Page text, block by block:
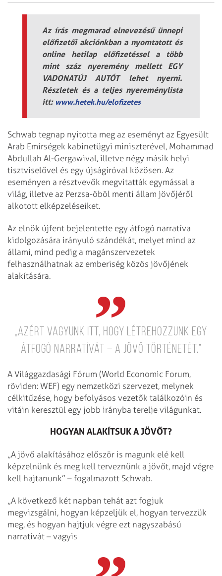
Az írás megmarad elnevezésű ünnepi
előfizetői akciónkban a nyomtatott és
online hetilap előfizetéssel a több
mint száz nyeremény mellett EGY
VADONATÚJ AUTÓT lehet nyerni.
Részletek és a teljes nyereménylista
itt: www.hetek.hu/elofizetes
Schwab tegnap nyitotta meg az eseményt az Egyesült
Arab Emírségek kabinetügyi miniszterével, Mohammad
Abdullah Al-Gergawival, illetve négy másik helyi
tisztviselővel és egy újságíróval közösen. Az
eseményen a résztvevők megvitatták egymással a
világ, illetve az Perzsa-öböl menti állam jövőjéről
alkotott elképzeléseiket.
Az elnök újfent bejelentette egy átfogó narratíva
kidolgozására irányuló szándékát, melyet mind az
állami, mind pedig a magánszervezetek
felhasználhatnak az emberiség közös jövőjének
alakítására.
„Azért vagyunk itt, hogy létrehozzunk egy
átfogó narratívát – a jövő történetét.”
A Világgazdasági Fórum (World Economic Forum,
röviden: WEF) egy nemzetközi szervezet, melynek
célkitűzése, hogy befolyásos vezetők találkozóin és
vitáin keresztül egy jobb irányba terelje világunkat.
HOGYAN ALAKÍTSUK A JÖVŐT?
„A jövő alakításához először is magunk elé kell
képzelnünk és meg kell terveznünk a jövőt, majd végre
kell hajtanunk” – fogalmazott Schwab.
„A következő két napban tehát azt fogjuk
megvizsgálni, hogyan képzeljük el, hogyan tervezzük
meg, és hogyan hajtjuk végre ezt nagyszabású
narratívát – vagyis